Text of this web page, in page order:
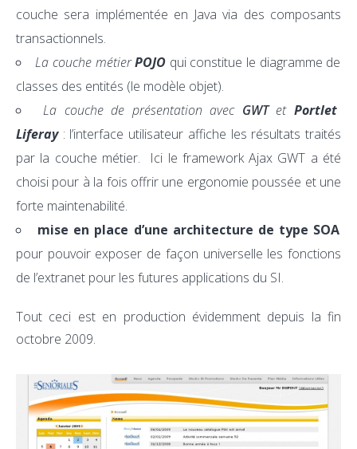
couche sera implémentée en Java via des composants
transactionnels.
La couche métier POJO qui constitue le diagramme de
classes des entités (le modèle objet).
La couche de présentation avec GWT et Portlet
Liferay: l’interface utilisateur affiche les résultats traités
par la couche métier. Ici le framework Ajax GWT a été
choisi pour à la fois offrir une ergonomie poussée et une
forte maintenabilité.
mise en place d’une architecture de type SOA
pour pouvoir exposer de façon universelle les fonctions
de l’extranet pour les futures applications du SI.
Tout ceci est en production évidemment depuis la fin
octobre 2009.